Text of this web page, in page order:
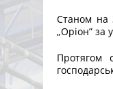
Станом на
„Оріон” за
Протягом